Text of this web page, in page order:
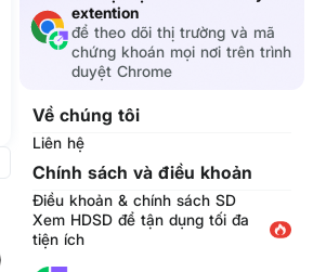
extention
để theo dõi thị trường và mã
chứng khoán mọi nơi trên trình
duyệt Chrome
Về chúng tôi
Liên hệ
Chính sách và điều khoản
Điều khoản & chính sách SD
Xem HDSD để tận dụng tối đa
tiện ích